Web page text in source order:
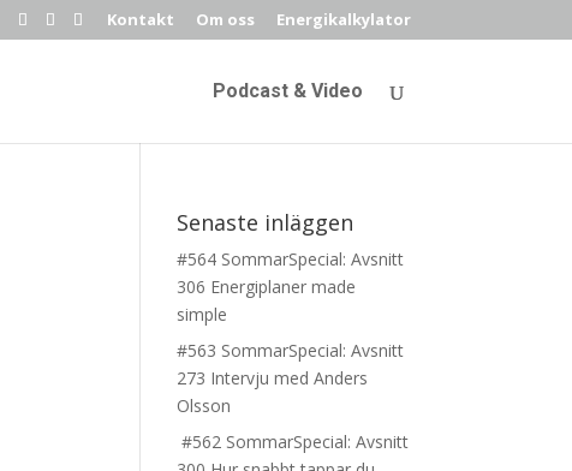
Kontakt Om oss Energikalkylator
Podcast & Video
Senaste inläggen
#564 SommarSpecial: Avsnitt
306 Energiplaner made
simple
#563 SommarSpecial: Avsnitt
273 Intervju med Anders
Olsson
#562 SommarSpecial: Avsnitt